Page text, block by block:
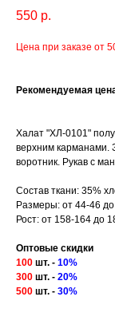
550 р.
Цена при заказе от
Рекомендуемая це
Халат "ХЛ-0101"
верхним карманами.
воротник. Рукав с
Состав ткани: 35%
Размеры: от 44-46
Рост: от 158-164 до
Оптовые скидки
100 шт. - 10%
300 шт. - 20%
500 шт. - 30%